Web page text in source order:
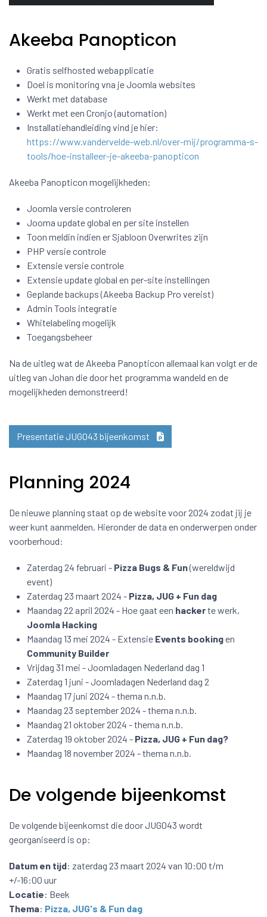
Akeeba Panopticon
Gratis selfhosted webapplicatie
Doel is monitoring vna je Joomla websites
Werkt met database
Werkt met een Cronjo (automation)
Installatiehandleiding vind je hier:
https://www.vandervelde-web.nl/over-mij/programma-s-
tools/hoe-installeer-je-akeeba-panopticon
Akeeba Panopticon mogelijkheden:
Joomla versie controleren
Jooma update global en per site instellen
Toon meldin indien er Sjabloon Overwrites zijn
PHP versie controle
Extensie versie controle
Extensie update global en per-site instellingen
Geplande backups (Akeeba Backup Pro vereist)
Admin Tools integratie
Whitelabeling mogelijk
Toegangsbeheer
Na de uitleg wat de Akeeba Panopticon allemaal kan volgt er de
uitleg van Johan die door het programma wandeld en de
mogelijkheden demonstreerd!
Presentatie JUG043 bijeenkomst
Planning 2024
De nieuwe planning staat op de website voor 2024 zodat jij je
weer kunt aanmelden. Hieronder de data en onderwerpen onder
voorberhoud:
Zaterdag 24 februari - Pizza Bugs & Fun(wereldwijd
event)
Zaterdag 23 maart 2024 - Pizza, JUG + Fun dag
Maandag 22 april 2024 - Hoe gaat een hackerte werk,
Joomla Hacking
Maandag 13 mei 2024 - Extensie Events bookingen
Community Builder
Vrijdag 31 mei - Joomladagen Nederland dag 1
Zaterdag 1 juni - Joomladagen Nederland dag 2
Maandag 17 juni 2024 - thema n.n.b.
Maandag 23 september 2024 - thema n.n.b.
Maandag 21 oktober 2024 - thema n.n.b.
Zaterdag 19 oktober 2024 - Pizza, JUG + Fun dag?
Maandag 18 november 2024 - thema n.n.b.
De volgende bijeenkomst
De volgende bijeenkomst die door JUG043 wordt
georganiseerd is op:
Datum en tijd: zaterdag 23 maart 2024 van 10:00 t/m
+/-16:00 uur
Locatie: Beek
Thema: Pizza, JUG's & Fun dag